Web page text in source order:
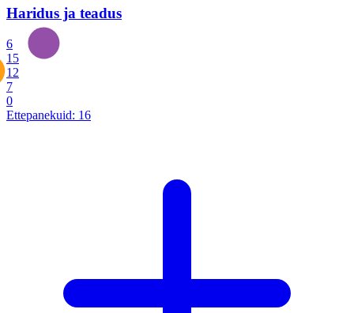
Haridus ja teadus
6
15
12
7
0
Ettepanekuid: 16